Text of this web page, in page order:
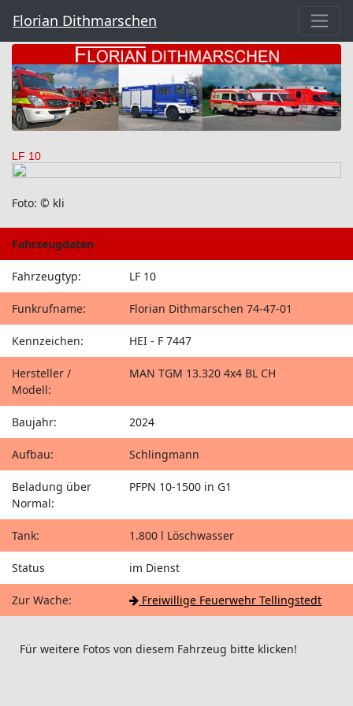
Florian Dithmarschen
LF 10
Foto: © kli
Fahrzeugdaten
Fahrzeugtyp: LF 10
Funkrufname: Florian Dithmarschen 74-47-01
Kennzeichen: HEI - F 7447
Hersteller /
Modell:
MAN TGM 13.320 4x4 BL CH
Baujahr: 2024
Aufbau: Schlingmann
Beladung über
Normal:
PFPN 10-1500 in G1
Tank: 1.800 l Löschwasser
Status im Dienst
Zur Wache: Freiwillige Feuerwehr Tellingstedt
Für weitere Fotos von diesem Fahrzeug bitte klicken!